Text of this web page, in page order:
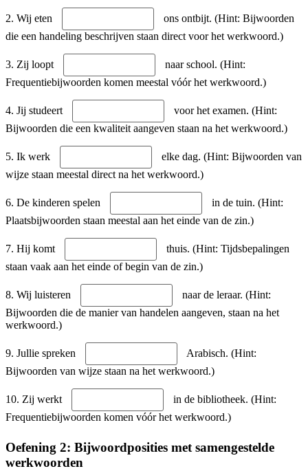
2. Wij eten
ons ontbijt. (Hint: Bijwoorden
die een handeling beschrijven staan direct voor het werkwoord.)
3. Zij loopt
naar school. (Hint:
Frequentiebijwoorden komen meestal vóór het werkwoord.)
4. Jij studeert
voor het examen. (Hint:
Bijwoorden die een kwaliteit aangeven staan na het werkwoord.)
5. Ik werk
elke dag. (Hint: Bijwoorden van
wijze staan meestal direct na het werkwoord.)
6. De kinderen spelen
in de tuin. (Hint:
Plaatsbijwoorden staan meestal aan het einde van de zin.)
7. Hij komt
thuis. (Hint: Tijdsbepalingen
staan vaak aan het einde of begin van de zin.)
8. Wij luisteren
naar de leraar. (Hint:
Bijwoorden die de manier van handelen aangeven, staan na het
werkwoord.)
9. Jullie spreken
Arabisch. (Hint:
Bijwoorden van wijze staan na het werkwoord.)
10. Zij werkt
in de bibliotheek. (Hint:
Frequentiebijwoorden komen vóór het werkwoord.)
Oefening 2: Bijwoordposities met samengestelde
werkwoorden